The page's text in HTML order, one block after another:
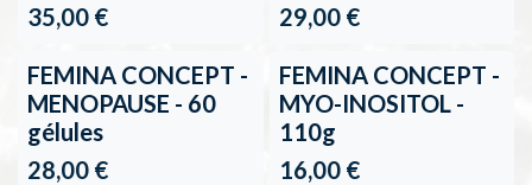
35,00 €
29,00€
FEMINA CONCEPT -
MENOPAUSE - 60
gélules
28,00 €
FEMINA CONCEPT -
MYO-INOSITOL -
110g
16,00€